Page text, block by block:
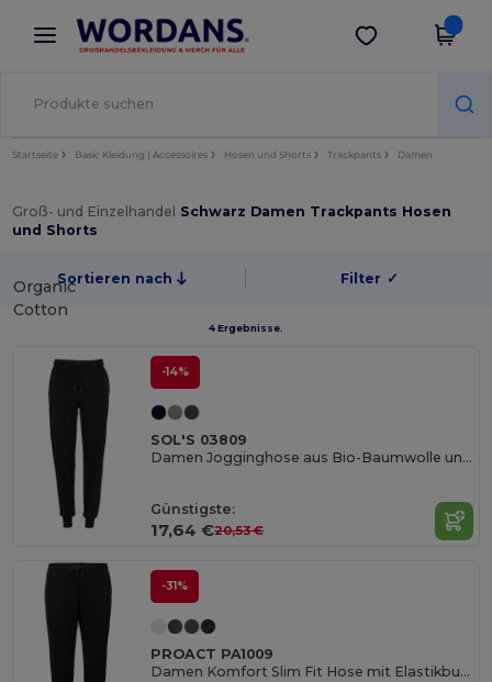
× Wordans App
Bessere Preise in der App!
App holen
Startseite Basic Kleidung | Accessoires Hosen und Shorts Trackpants Damen
Groß- und Einzelhandel Schwarz Damen Trackpants Hosen
und Shorts
Sortieren nach Filter ✓
4 Ergebnisse.
Organic
Cotton
-14%
SOL'S 03809
Damen Jogginghose aus Bio-Baumwolle und Recycling-Polyester
Günstigste:
17,64 €20,53 €
-31%
PROACT PA1009
Damen Komfort Slim Fit Hose mit Elastikbund